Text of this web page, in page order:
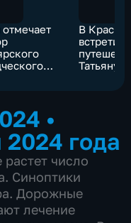
В
Татьяну
•
года
число
Синоптики
Дорожные
лечение